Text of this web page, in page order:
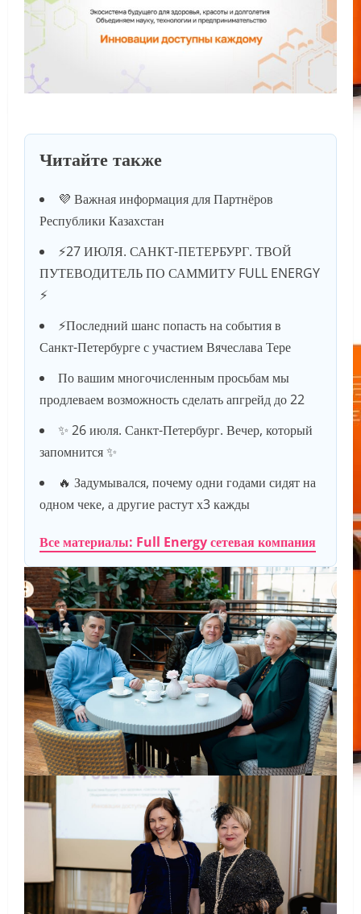
Читайте также
💜 Важная информация для Партнёров
Республики Казахстан
⚡️27 ИЮЛЯ. САНКТ-ПЕТЕРБУРГ. ТВОЙ
ПУТЕВОДИТЕЛЬ ПО САММИТУ FULL ENERGY
⚡️
⚡️Последний шанс попасть на события в
Санкт-Петербурге с участием Вячеслава Тере
По вашим многочисленным просьбам мы
продлеваем возможность сделать апгрейд до 22
✨ 26 июля. Санкт-Петербург. Вечер, который
запомнится ✨
🔥 Задумывался, почему одни годами сидят на
одном чеке, а другие растут х3 кажды
Все материалы: Full Energy сетевая компания